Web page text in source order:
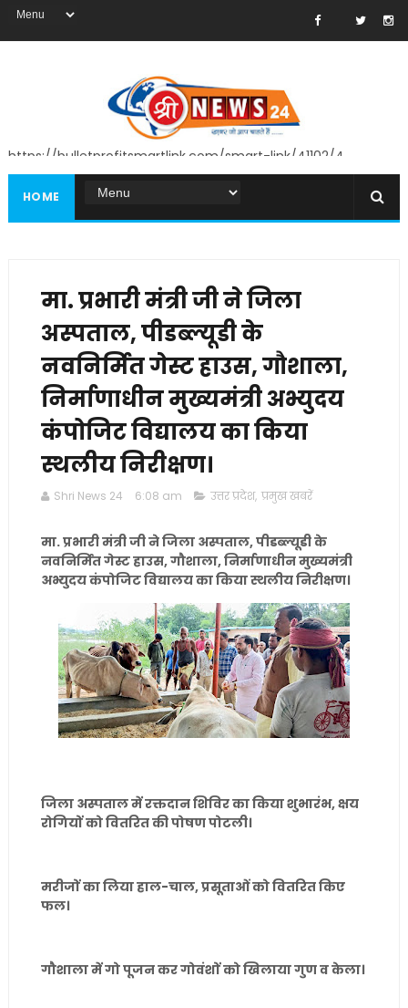
https://bulletprofitsmartlink.com/smart-link/41102/4
HOME
मा. प्रभारी मंत्री जी ने जिला
अस्पताल, पीडब्ल्यूडी के
नवनिर्मित गेस्ट हाउस, गौशाला,
निर्माणाधीन मुख्यमंत्री अभ्युदय
कंपोजिट विद्यालय का किया
स्थलीय निरीक्षण।
Shri News 24 6:08 am उत्तर प्रदेश, प्रमुख खबरें
मा. प्रभारी मंत्री जी ने जिला अस्पताल, पीडब्ल्यूडी के
नवनिर्मित गेस्ट हाउस, गौशाला, निर्माणाधीन मुख्यमंत्री
अभ्युदय कंपोजिट विद्यालय का किया स्थलीय निरीक्षण।
जिला अस्पताल में रक्तदान शिविर का किया शुभारंभ, क्षय
रोगियों को वितरित की पोषण पोटली।
मरीजों का लिया हाल-चाल, प्रसूताओं को वितरित किए
फल।
गौशाला में गो पूजन कर गोवंशों को खिलाया गुण व केला।